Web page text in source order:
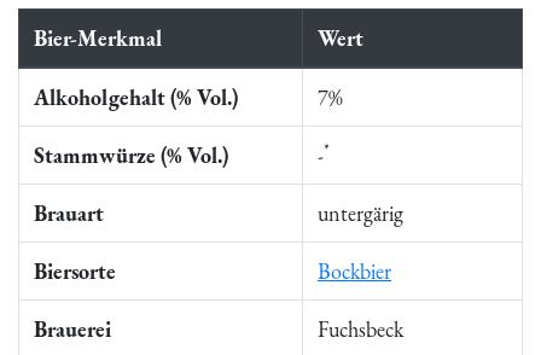
Bier-Merkmal Wert
Alkoholgehalt (% Vol.) 7%
Stammwürze (% Vol.) -*
Brauart untergärig
Biersorte Bockbier
Brauerei Fuchsbeck